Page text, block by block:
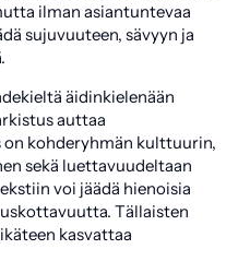
ilman asiantuntevaa
sujuvuuteen, sävyyn ja
äidinkielenään
auttaa
on kohderyhmän kulttuurin,
sekä luettavuudeltaan
voi jäädä hienoisia
Tällaisten
kasvattaa